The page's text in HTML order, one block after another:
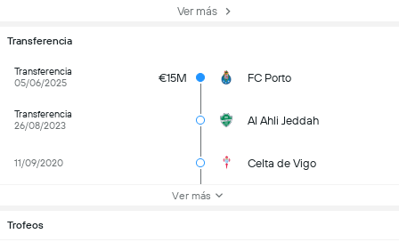
Ver más
Transferencia
Transferencia
05/06/2025
€15M FC Porto
Transferencia
26/08/2023
Al Ahli Jeddah
11/09/2020 Celta de Vigo
Ver más
Trofeos